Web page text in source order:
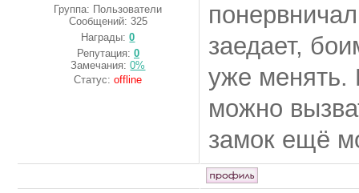
Группа: Пользователи
Сообщений: 325
Награды:0
Репутация: 0
Замечания:0%
Статус:offline
заедает,
уже менять.
можно
замок ещё